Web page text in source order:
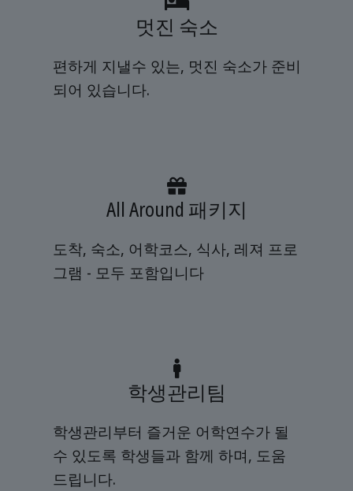
멋진 숙소
편하게 지낼수 있는, 멋진 숙소가 준비
되어 있습니다.
All Around 패키지
도착, 숙소, 어학코스, 식사, 레져 프로
그램 - 모두 포함입니다
학생관리팀
학생관리부터 즐거운 어학연수가 될
수 있도록 학생들과 함께 하며, 도움
드립니다.